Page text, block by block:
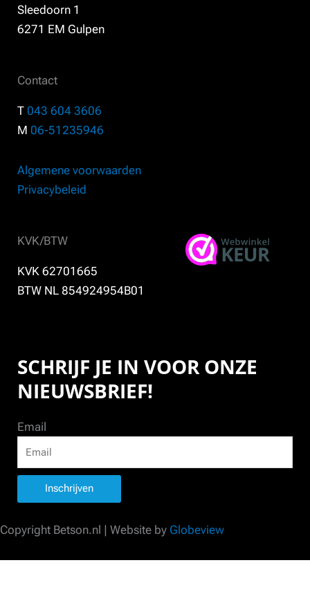
Sleedoorn 1
6271 EM Gulpen
Contact
T 043 604 3606
M 06-51235946
Algemene voorwaarden
Privacybeleid
KVK/BTW
KVK 62701665
BTW NL 854924954B01
SCHRIJF JE IN VOOR ONZE
NIEUWSBRIEF!
Email
Inschrijven
Copyright Betson.nl | Website by Globeview